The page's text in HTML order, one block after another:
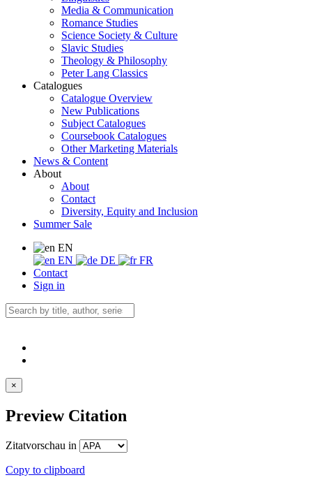
Media & Communication
Romance Studies
Science Society & Culture
Slavic Studies
Theology & Philosophy
Peter Lang Classics
Catalogues
Catalogue Overview
New Publications
Subject Catalogues
Coursebook Catalogues
Other Marketing Materials
News & Content
About
About
Contact
Diversity, Equity and Inclusion
Summer Sale
EN
EN
DE
FR
Contact
Sign in
×
Preview Citation
Zitatvorschau in
Copy to clipboard